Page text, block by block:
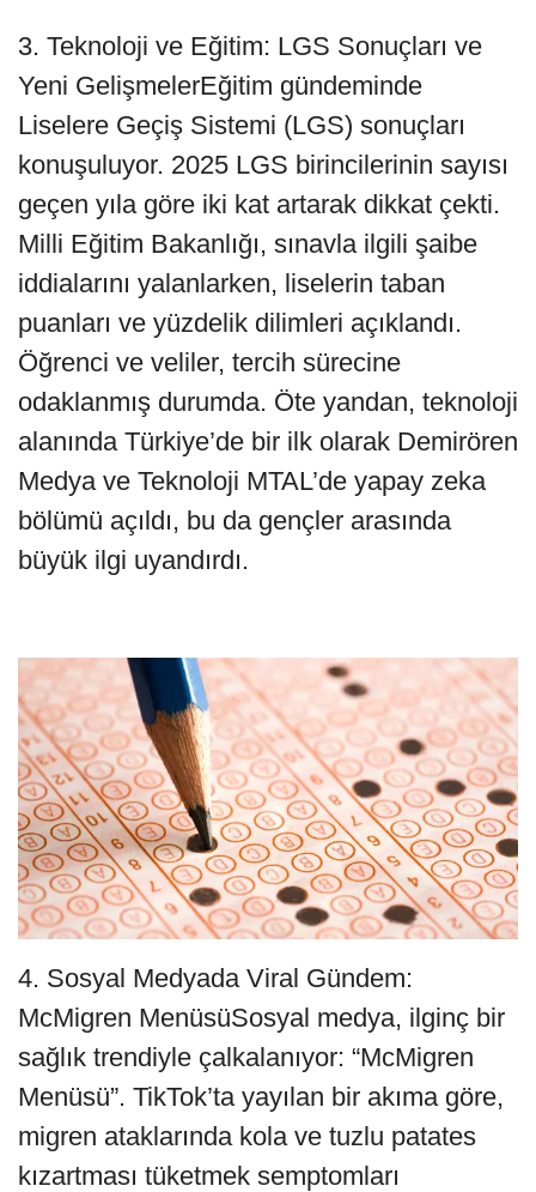
3. Teknoloji ve Eğitim: LGS Sonuçları ve
Yeni GelişmelerEğitim gündeminde
Liselere Geçiş Sistemi (LGS) sonuçları
konuşuluyor. 2025 LGS birincilerinin sayısı
geçen yıla göre iki kat artarak dikkat çekti.
Milli Eğitim Bakanlığı, sınavla ilgili şaibe
iddialarını yalanlarken, liselerin taban
puanları ve yüzdelik dilimleri açıklandı.
Öğrenci ve veliler, tercih sürecine
odaklanmış durumda. Öte yandan, teknoloji
alanında Türkiye’de bir ilk olarak Demirören
Medya ve Teknoloji MTAL’de yapay zeka
bölümü açıldı, bu da gençler arasında
büyük ilgi uyandırdı.
4. Sosyal Medyada Viral Gündem:
McMigren MenüsüSosyal medya, ilginç bir
sağlık trendiyle çalkalanıyor: “McMigren
Menüsü”. TikTok’ta yayılan bir akıma göre,
migren ataklarında kola ve tuzlu patates
kızartması tüketmek semptomları